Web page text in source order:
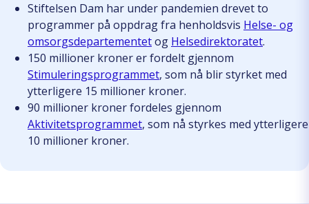
Stiftelsen Dam har under pandemien drevet to
programmer på oppdrag fra henholdsvis Helse- og
omsorgsdepartementetog Helsedirektoratet.
150 millioner kroner er fordelt gjennom
Stimuleringsprogrammet, som nå blir styrket med
ytterligere 15 millioner kroner.
90 millioner kroner fordeles gjennom
Aktivitetsprogrammet, som nå styrkes med ytterligere
10 millioner kroner.